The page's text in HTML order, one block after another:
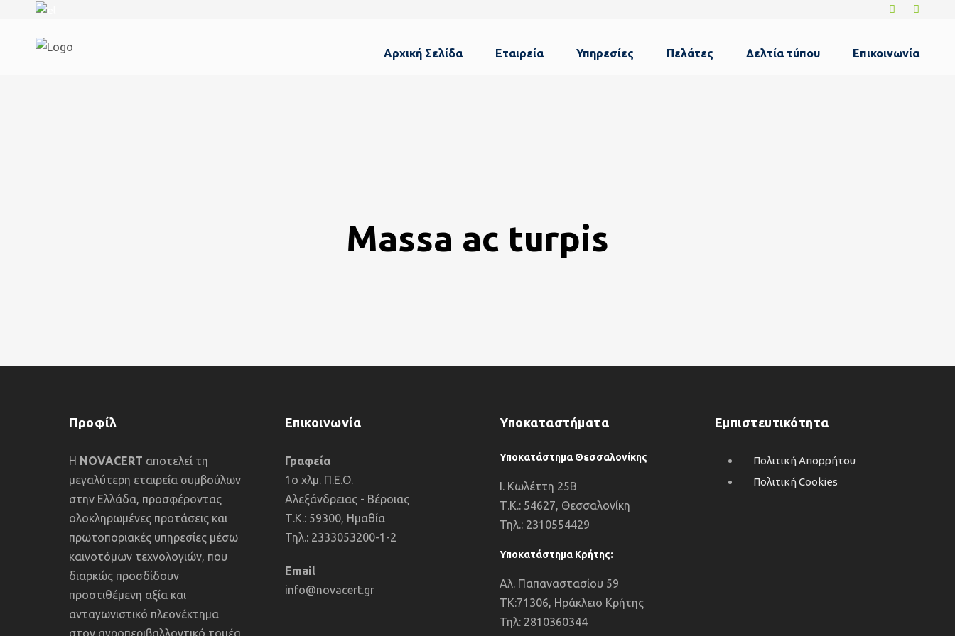
Αρχική Σελίδα Εταιρεία Υπηρεσίες Πελάτες Δελτία τύπου Επικοινωνία
Massa ac turpis
Προφίλ
Η NOVACERT αποτελεί τη
μεγαλύτερη εταιρεία συμβούλων
στην Ελλάδα, προσφέροντας
ολοκληρωμένες προτάσεις και
πρωτοποριακές υπηρεσίες μέσω
καινοτόμων τεχνολογιών, που
διαρκώς προσδίδουν
προστιθέμενη αξία και
ανταγωνιστικό πλεονέκτημα
στον αγροπεριβαλλοντικό τομέα
Επικοινωνία
Γραφεία
1o χλμ. Π.Ε.Ο.
Αλεξάνδρειας - Βέροιας
Τ.Κ.: 59300, Ημαθία
Τηλ.: 2333053200-1-2
Email
info@novacert.gr
Υποκαταστήματα
Υποκατάστημα Θεσσαλονίκης
I. Κωλέττη 25Β
Τ.Κ.: 54627, Θεσσαλονίκη
Τηλ.: 2310554429
Υποκατάστημα Κρήτης:
Αλ. Παπαναστασίου 59
ΤΚ:71306, Ηράκλειο Κρήτης
Τηλ: 2810360344
Εμπιστευτικότητα
Πολιτική Απορρήτου
Πολιτική Cookies